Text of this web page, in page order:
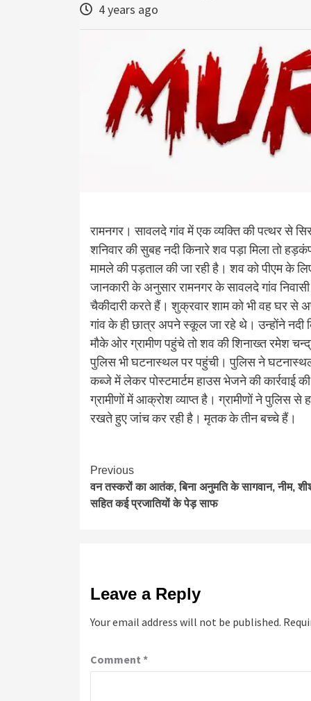
4 years ago
रामनगर। सावलदे गांव में एक व्यक्ति की पत्थर से
शनिवार की सुबह नदी किनारे शव पड़ा मिला तो
मामले की पड़ताल की जा रही है। शव को पीएम के
जानकारी के अनुसार रामनगर के सावलदे गांव
चैकीदारी करते हैं। शुक्रवार शाम को भी वह घर से
गांव के ही छात्र अपने स्कूल जा रहे थे। उन्होंने नदी
मौके ओर ग्रामीण पहुंचे तो शव की शिनाख्त रमेश
पुलिस भी घटनास्थल पर पहुंची। पुलिस ने
कब्जे में लेकर पोस्टमार्टम हाउस भेजने की
ग्रामीणों में आक्रोश व्याप्त है। ग्रामीणों ने पुलिस से
रखते हुए जांच कर रही है। मृतक के तीन बच्चे हैं।
Continue
Reading
Previous
वन तस्करों का आतंक, बिना अनुमति के सागवान, नीम,
सहित कई प्रजातियों के पेड़ साफ
Leave a Reply
Your email address will not be published.
Comment *